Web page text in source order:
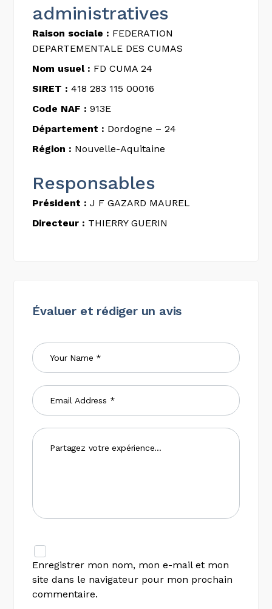
administratives
Raison sociale : FEDERATION
DEPARTEMENTALE DES CUMAS
Nom usuel : FD CUMA 24
SIRET : 418 283 115 00016
Code NAF : 913E
Département : Dordogne – 24
Région : Nouvelle-Aquitaine
Responsables
Président : J F GAZARD MAUREL
Directeur : THIERRY GUERIN
Évaluer et rédiger un avis
Enregistrer mon nom, mon e-mail et mon
site dans le navigateur pour mon prochain
commentaire.